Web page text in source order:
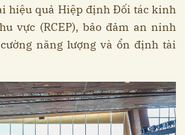
hiệu quả Hiệp định Đối tác kinh
vực (RCEP), bảo đảm an ninh
năng lượng và ổn định tài